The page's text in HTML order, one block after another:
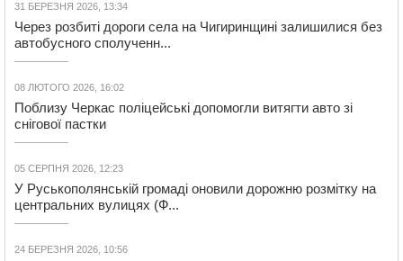
31 БЕРЕЗНЯ 2026, 13:34
Через розбиті дороги села на Чигиринщині залишилися без
автобусного сполученн...
08 ЛЮТОГО 2026, 16:02
Поблизу Черкас поліцейські допомогли витягти авто зі
снігової пастки
05 СЕРПНЯ 2026, 12:23
У Руськополянській громаді оновили дорожню розмітку на
центральних вулицях (Ф...
24 БЕРЕЗНЯ 2026, 10:56